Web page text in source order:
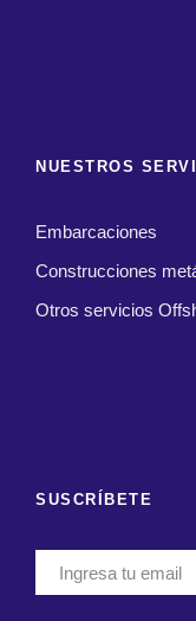
NUESTROS
Embarcaciones
Construcciones
Otros servicios
SUSCRÍBETE